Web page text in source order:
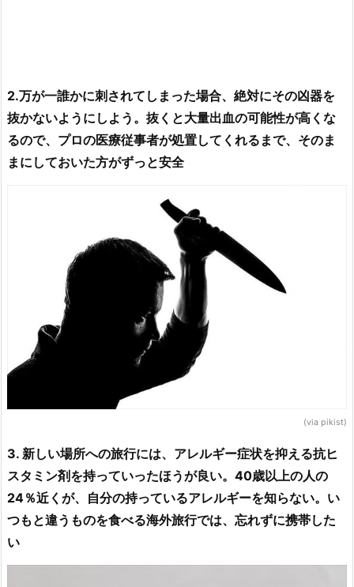
2.万が一誰かに刺されてしまった場合、絶対にその凶器を
抜かないようにしよう。抜くと大量出血の可能性が高くな
るので、プロの医療従事者が処置してくれるまで、そのま
まにしておいた方がずっと安全
(via pikist)
3. 新しい場所への旅行には、アレルギー症状を抑える抗ヒ
スタミン剤を持っていったほうが良い。40歳以上の人の
24％近くが、自分の持っているアレルギーを知らない。い
つもと違うものを食べる海外旅行では、忘れずに携帯した
い